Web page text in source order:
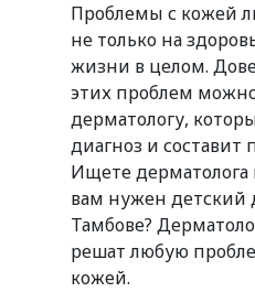
Проблемы с кожей
не только на
жизни в целом.
этих проблем
дерматологу,
диагноз и составит
Ищете дерматолога
вам нужен детский
Тамбове?
решат любую
кожей.